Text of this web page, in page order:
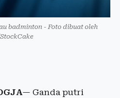
badminton - Foto dibuat oleh
— Ganda putri